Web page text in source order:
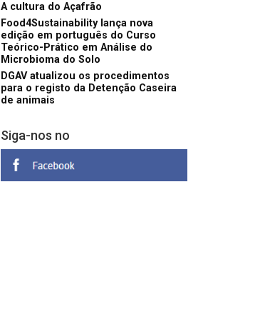
A cultura do Açafrão
Food4Sustainability lança nova
edição em português do Curso
Teórico-Prático em Análise do
Microbioma do Solo
DGAV atualizou os procedimentos
para o registo da Detenção Caseira
de animais
Siga-nos no